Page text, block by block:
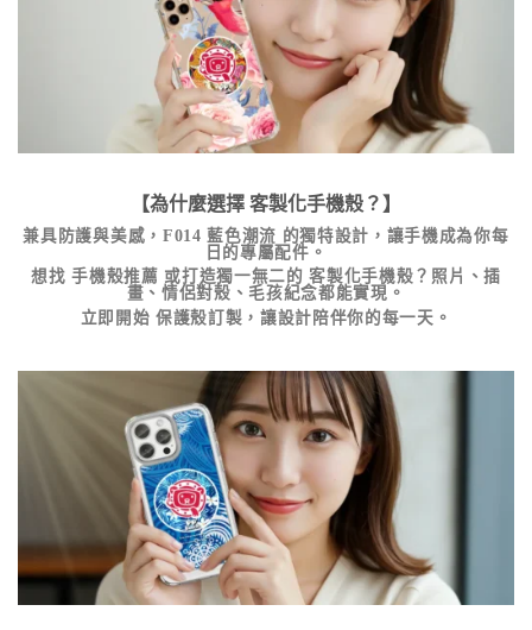
【為什麼選擇 客製化手機殼 ？】
兼具防護與美感， F014 藍色潮流 的獨特設計，讓手機成為你每
日的專屬配件。
想找手機殼推薦 或打造獨一無二的客製化手機殼 ？照片、插
畫、情侶對殼、毛孩紀念都能實現。
立即開始 保護殼訂製 ，讓設計陪伴你的每一天。